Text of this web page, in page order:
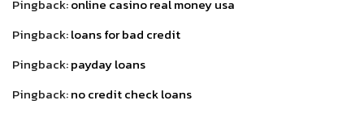
Pingback:online casino real money usa
Pingback:loans for bad credit
Pingback:payday loans
Pingback:no credit check loans